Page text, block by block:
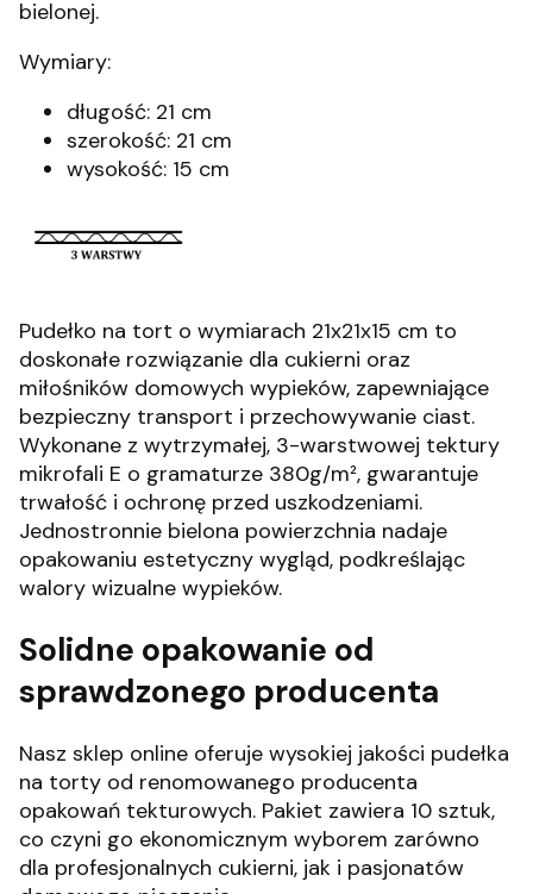
bielonej.
Wymiary:
długość: 21 cm
szerokość: 21 cm
wysokość: 15 cm
Pudełko na tort o wymiarach 21x21x15 cm to
doskonałe rozwiązanie dla cukierni oraz
miłośników domowych wypieków, zapewniające
bezpieczny transport i przechowywanie ciast.
Wykonane z wytrzymałej, 3-warstwowej tektury
mikrofali E o gramaturze 380g/m², gwarantuje
trwałość i ochronę przed uszkodzeniami.
Jednostronnie bielona powierzchnia nadaje
opakowaniu estetyczny wygląd, podkreślając
walory wizualne wypieków.
Solidne opakowanie od
sprawdzonego producenta
Nasz sklep online oferuje wysokiej jakości pudełka
na torty od renomowanego producenta
opakowań tekturowych. Pakiet zawiera 10 sztuk,
co czyni go ekonomicznym wyborem zarówno
dla profesjonalnych cukierni, jak i pasjonatów